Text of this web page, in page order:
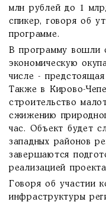
млн рублей до 1
спикер, говоря об
программе.
В программу вошли
экономическую
числе -
Также в Кирово-
строительство
сжижению
час. Объект будет
западных районов
завершаются
реализацией
Говоря об участии
инфраструктуры